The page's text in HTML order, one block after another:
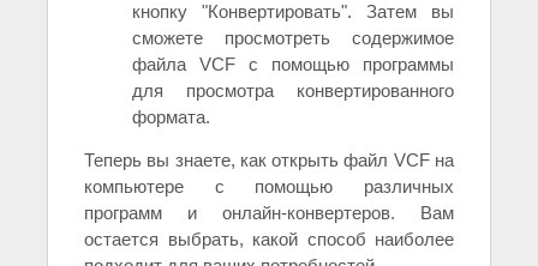
кнопку "Конвертировать". Затем вы
сможете просмотреть содержимое
файла VCF с помощью программы
для просмотра конвертированного
формата.
Теперь вы знаете, как открыть файл VCF на
компьютере с помощью различных
программ и онлайн-конвертеров. Вам
остается выбрать, какой способ наиболее